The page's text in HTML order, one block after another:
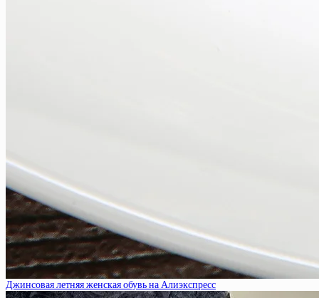
Джинсовая летняя женская обувь на Алиэкспресс